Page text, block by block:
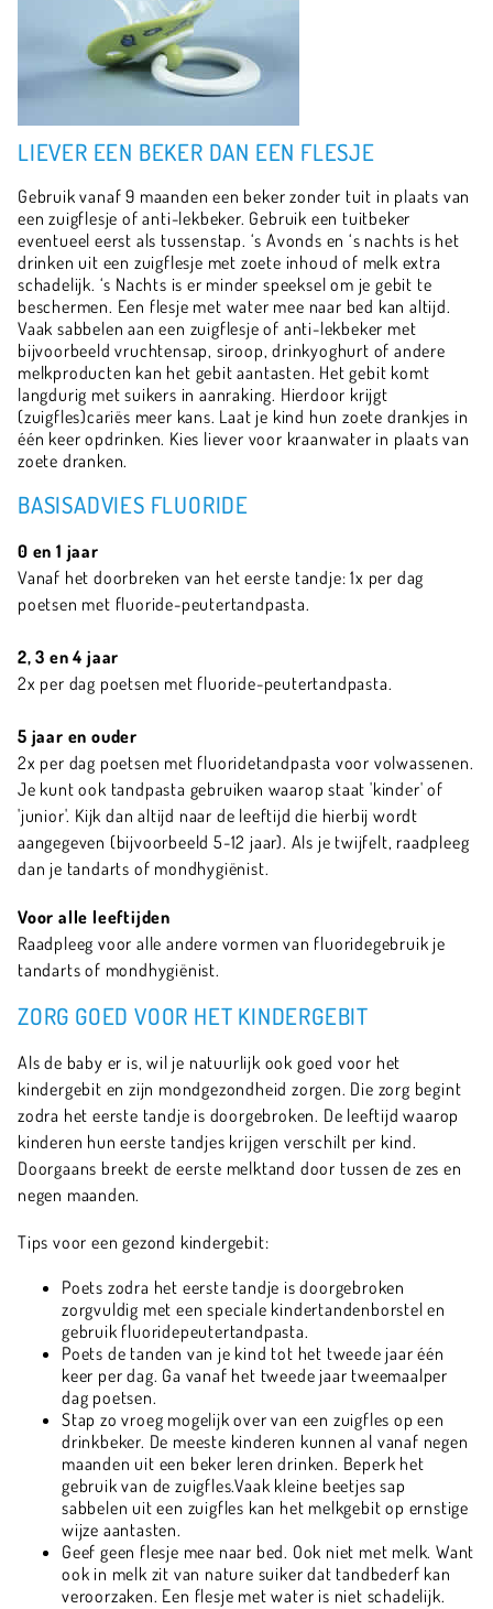
LIEVER EEN BEKER DAN EEN FLESJE
Gebruik vanaf 9 maanden een beker zonder tuit in plaats van
een zuigflesje of anti-lekbeker. Gebruik een tuitbeker
eventueel eerst als tussenstap. ‘s Avonds en ‘s nachts is het
drinken uit een zuigflesje met zoete inhoud of melk extra
schadelijk. ‘s Nachts is er minder speeksel om je gebit te
beschermen. Een flesje met water mee naar bed kan altijd.
Vaak sabbelen aan een zuigflesje of anti-lekbeker met
bijvoorbeeld vruchtensap, siroop, drinkyoghurt of andere
melkproducten kan het gebit aantasten. Het gebit komt
langdurig met suikers in aanraking. Hierdoor krijgt
(zuigfles)cariës meer kans. Laat je kind hun zoete drankjes in
één keer opdrinken. Kies liever voor kraanwater in plaats van
zoete dranken.
BASISADVIES FLUORIDE
0 en 1 jaar
Vanaf het doorbreken van het eerste tandje: 1x per dag
poetsen met fluoride-peutertandpasta.
2, 3 en 4 jaar
2x per dag poetsen met fluoride-peutertandpasta.
5 jaar en ouder
2x per dag poetsen met fluoridetandpasta voor volwassenen.
Je kunt ook tandpasta gebruiken waarop staat 'kinder' of
'junior'. Kijk dan altijd naar de leeftijd die hierbij wordt
aangegeven (bijvoorbeeld 5-12 jaar). Als je twijfelt, raadpleeg
dan je tandarts of mondhygiënist.
Voor alle leeftijden
Raadpleeg voor alle andere vormen van fluoridegebruik je
tandarts of mondhygiënist.
ZORG GOED VOOR HET KINDERGEBIT
Als de baby er is, wil je natuurlijk ook goed voor het
kindergebit en zijn mondgezondheid zorgen. Die zorg begint
zodra het eerste tandje is doorgebroken. De leeftijd waarop
kinderen hun eerste tandjes krijgen verschilt per kind.
Doorgaans breekt de eerste melktand door tussen de zes en
negen maanden.
Tips voor een gezond kindergebit:
Poets zodra het eerste tandje is doorgebroken
zorgvuldig met een speciale kindertandenborstel en
gebruik fluoridepeutertandpasta.
Poets de tanden van je kind tot het tweede jaar één
keer per dag. Ga vanaf het tweede jaar tweemaalper
dag poetsen.
Stap zo vroeg mogelijk over van een zuigfles op een
drinkbeker. De meeste kinderen kunnen al vanaf negen
maanden uit een beker leren drinken. Beperk het
gebruik van de zuigfles.Vaak kleine beetjes sap
sabbelen uit een zuigfles kan het melkgebit op ernstige
wijze aantasten.
Geef geen flesje mee naar bed. Ook niet met melk. Want
ook in melk zit van nature suiker dat tandbederf kan
veroorzaken. Een flesje met water is niet schadelijk.